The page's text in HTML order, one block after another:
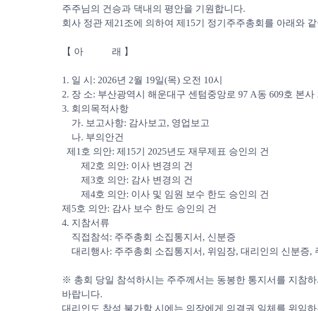
주주님의 건승과 댁내의 평안을 기원합니다.
회사 정관 제21조에 의하여 제15기 정기주주총회를 아래와
【 아 래 】
1. 일 시: 2026년 2월 19일(목) 오전 10시
2. 장 소: 부산광역시 해운대구 센텀중앙로 97 A동 609호
3. 회의목적사항
가. 보고사항: 감사보고, 영업보고
나. 부의안건
제1호 의안: 제15기 2025년도 재무제표 승인의 건
제2호 의안: 이사 변경의 건
제3호 의안: 감사 변경의 건
제4호 의안: 이사 및 임원 보수 한도 승인의 건
제5호 의안: 감사 보수 한도 승인의 건
4. 지참서류
직접참석: 주주총회 소집통지서, 신분증
대리행사: 주주총회 소집통지서, 위임장, 대리인의 신분증,
※ 총회 당일 참석하시는 주주께서는 동봉한 통지서를 지참
바랍니다.
대리인도 참석 불가할 시에는 의장에게 의결권 일체를 위임